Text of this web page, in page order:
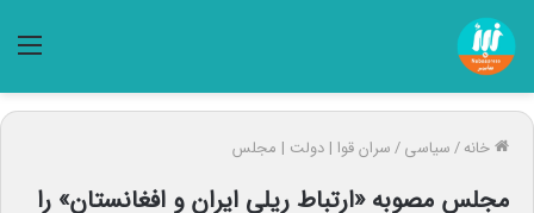
خانه/سیاسی/سران قوا | دولت | مجلس
مجلس مصوبه «ارتباط ریلی ایران و افغانستان» را